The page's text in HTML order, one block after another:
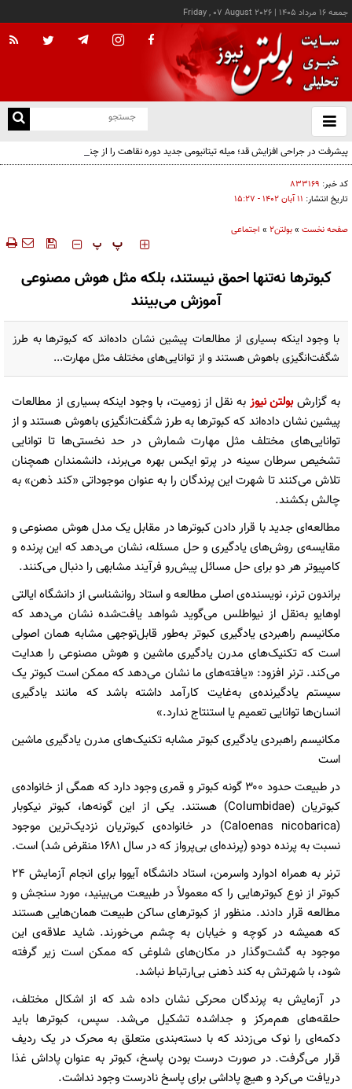
جمعه ۱۶ مرداد ۱۴۰۵ |
Friday , 07 August 2026
باز
و
پیشرفت در جراحی افزایش قد؛ میله تیتانیومی جدید دوره نقاهت را از چند ماه به چند هفته
کاهش می‌دهد
کد خبر: ۸۳۳۱۶۹
تاریخ انتشار: ۱۱ آبان ۱۴۰۲ - ۱۵:۲۷
صفحه نخست »بولتن2 » اجتماعی
‍‍‍ پ پ
کبوترها نه‌تنها احمق نیستند، بلکه مثل هوش مصنوعی
آموزش می‌بینند
با وجود اینکه بسیاری از مطالعات پیشین نشان داده‌اند که کبوترها به طرز
شگفت‌انگیزی باهوش هستند و از توانایی‌های مختلف مثل مهارت...
به گزارشبولتن نیوز به نقل از زومیت، با وجود اینکه بسیاری از مطالعات
پیشین نشان داده‌اند که کبوترها به طرز شگفت‌انگیزی باهوش هستند و از
توانایی‌های مختلف مثل مهارت شمارش در حد نخستی‌ها تا توانایی
تشخیص سرطان سینه در پرتو ایکس بهره می‌برند، دانشمندان همچنان
تلاش می‌کنند تا شهرت این پرندگان را به عنوان موجوداتی «کند ذهن» به
چالش بکشند.
مطالعه‌ای جدید با قرار دادن کبوترها در مقابل یک مدل هوش مصنوعی و
مقایسه‌ی روش‌های یادگیری و حل مسئله، نشان می‌دهد که این پرنده و
کامپیوتر هر دو برای حل مسائل پیش‌رو فرآیند مشابهی را دنبال می‌کنند.
براندون ترنر، نویسنده‌ی اصلی مطالعه و استاد روانشناسی از دانشگاه ایالتی
اوهایو به‌نقل از نیواطلس می‌گوید شواهد یافت‌شده نشان می‌دهد که
مکانیسم راهبردی یادگیری کبوتر به‌طور قابل‌توجهی مشابه همان اصولی
است که تکنیک‌های مدرن یادگیری ماشین و هوش مصنوعی را هدایت
می‌کند. ترنر افزود: «یافته‌های ما نشان می‌دهد که ممکن است کبوتر یک
سیستم یادگیرنده‌ی به‌غایت کارآمد داشته باشد که مانند یادگیری
انسان‌ها توانایی تعمیم یا استنتاج ندارد.»
مکانیسم راهبردی یادگیری کبوتر مشابه تکنیک‌های مدرن یادگیری ماشین
است
در طبیعت حدود ۳۰۰ گونه کبوتر و قمری وجود دارد که همگی از خانواده‌ی
کبوتریان (Columbidae) هستند. یکی از این گونه‌ها، کبوتر نیکوبار
(Caloenas nicobarica) در خانواده‌ی کبوتریان نزدیک‌ترین موجود
نسبت به پرنده دودو (پرنده‌ای بی‌پرواز که در سال ۱۶۸۱ منقرض شد) است.
ترنر به همراه ادوارد واسرمن، استاد دانشگاه آیووا برای انجام آزمایش ۲۴
کبوتر از نوع کبوترهایی را که معمولاً در طبیعت می‌بینید، مورد سنجش و
مطالعه قرار دادند. منظور از کبوترهای ساکن طبیعت همان‌هایی هستند
که همیشه در کوچه و خیابان به چشم می‌خورند. شاید علاقه‌ی این
موجود به گشت‌وگذار در مکان‌های شلوغی که ممکن است زیر گرفته
شود، با شهرتش به کند ذهنی بی‌ارتباط نباشد.
در آزمایش به پرندگان محرکی نشان داده شد که از اشکال مختلف،
حلقه‌های هم‌مرکز و جداشده تشکیل می‌شد. سپس، کبوترها باید
دکمه‌ای را نوک می‌زدند که با دسته‌بندی‌ متعلق به محرک در یک ردیف
قرار می‌گرفت. در صورت درست بودن پاسخ، کبوتر به عنوان پاداش غذا
دریافت می‌کرد و هیچ پاداشی برای پاسخ نادرست وجود نداشت.